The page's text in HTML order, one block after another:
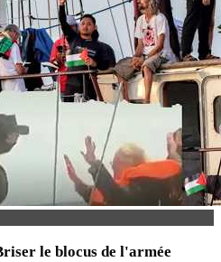
le blocus de l'armée